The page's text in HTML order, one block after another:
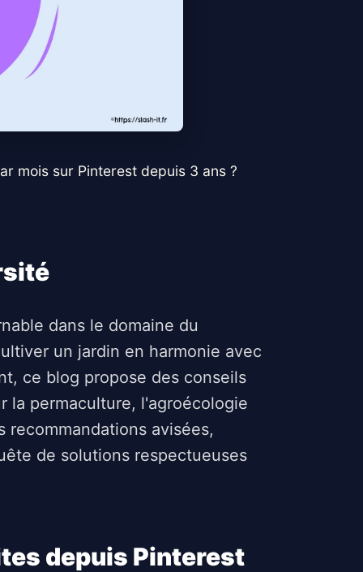
mois sur Pinterest depuis 3 ans ?
dans le domaine du
un jardin en harmonie avec
ce blog propose des conseils
la permaculture, l'agroécologie
avisées,
de solutions respectueuses
depuis Pinterest